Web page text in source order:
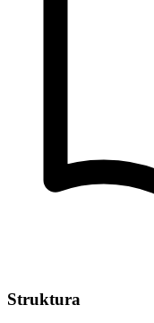
Struktura